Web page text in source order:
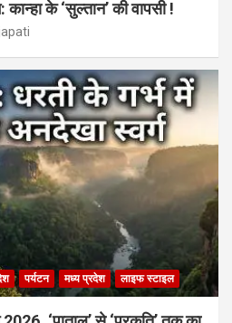
के ‘सुल्तान’ की वापसी !
पर्यटन मध्य प्रदेश लाइफ स्टाइल